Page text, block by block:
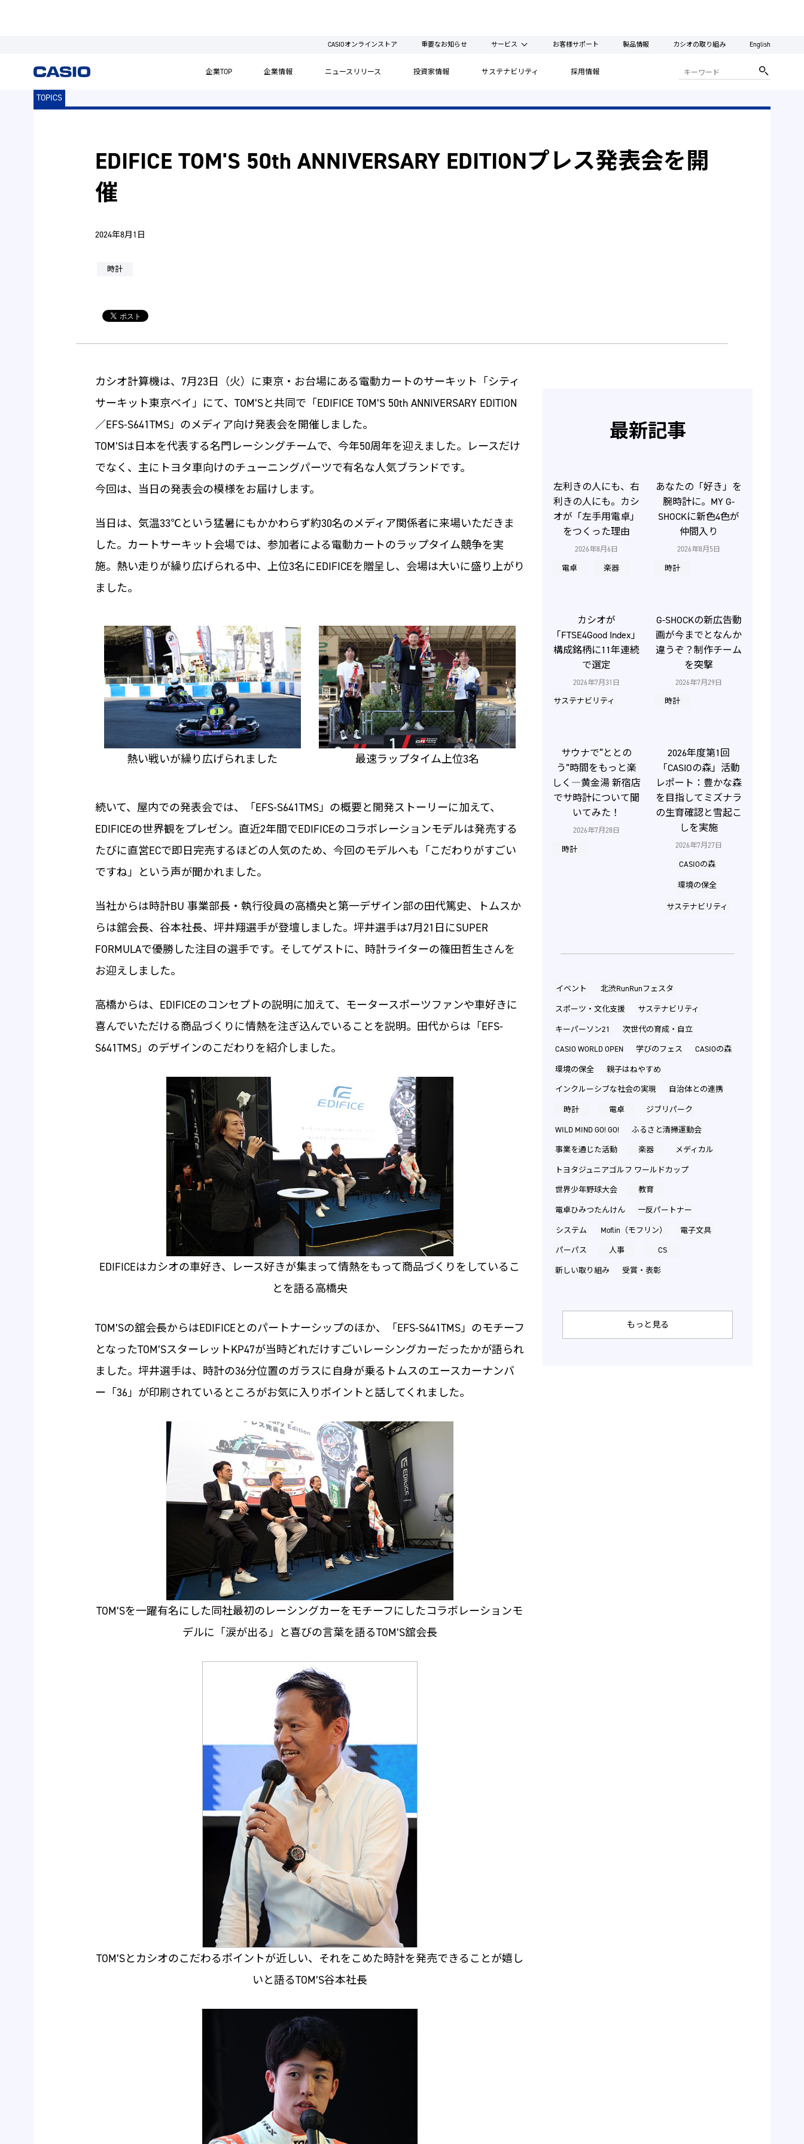
CASIOオンラインストア 重要なお知らせ サービス お客様サポート 製品情報 カシオの取り組み English
企業TOP 企業情報 ニュースリリース 投資家情報 サステナビリティ 採用情報
TOPICS
EDIFICE TOM'S 50th ANNIVERSARY EDITIONプレス発表会を開
催
2024年8月1日
時計
カシオ計算機は、7月23日（火）に東京・お台場にある電動カートのサーキット「シティ
サーキット東京ベイ」にて、TOM’Sと共同で「EDIFICE TOM’S 50th ANNIVERSARY EDITION
／EFS-S641TMS」のメディア向け発表会を開催しました。
TOM’Sは日本を代表する名門レーシングチームで、今年50周年を迎えました。レースだけ
でなく、主にトヨタ車向けのチューニングパーツで有名な人気ブランドです。
今回は、当日の発表会の模様をお届けします。
当日は、気温33℃という猛暑にもかかわらず約30名のメディア関係者に来場いただきま
した。カートサーキット会場では、参加者による電動カートのラップタイム競争を実
施。熱い走りが繰り広げられる中、上位3名にEDIFICEを贈呈し、会場は大いに盛り上がり
ました。
熱い戦いが繰り広げられました 最速ラップタイム上位3名
続いて、屋内での発表会では、「EFS-S641TMS」の概要と開発ストーリーに加えて、
EDIFICEの世界観をプレゼン。直近2年間でEDIFICEのコラボレーションモデルは発売する
たびに直営ECで即日完売するほどの人気のため、今回のモデルへも「こだわりがすごい
ですね」という声が聞かれました。
当社からは時計BU 事業部長・執行役員の高橋央と第一デザイン部の田代篤史、トムスか
らは舘会長、谷本社長、坪井翔選手が登壇しました。坪井選手は7月21日にSUPER
FORMULAで優勝した注目の選手です。そしてゲストに、時計ライターの篠田哲生さんを
お迎えしました。
高橋からは、EDIFICEのコンセプトの説明に加えて、モータースポーツファンや車好きに
喜んでいただける商品づくりに情熱を注ぎ込んでいることを説明。田代からは「EFS-
S641TMS」のデザインのこだわりを紹介しました。
EDIFICEはカシオの車好き、レース好きが集まって情熱をもって商品づくりをしているこ
とを語る高橋央
TOM’Sの舘会長からはEDIFICEとのパートナーシップのほか、「EFS-S641TMS」のモチーフ
となったTOM’SスターレットKP47が当時どれだけすごいレーシングカーだったかが語られ
ました。坪井選手は、時計の36分位置のガラスに自身が乗るトムスのエースカーナンバ
ー「36」が印刷されているところがお気に入りポイントと話してくれました。
TOM’Sを一躍有名にした同社最初のレーシングカーをモチーフにしたコラボレーションモ
デルに「涙が出る」と喜びの言葉を語るTOM’S舘会長
TOM’Sとカシオのこだわるポイントが近しい、それをこめた時計を発売できることが嬉し
いと語るTOM’S谷本社長
最新記事
2026年8月6日
電卓 楽器
左利きの人にも、右
利きの人にも。カシ
オが「左手用電卓」
をつくった理由
2026年8月5日
時計
あなたの「好き」を
腕時計に。MY G-
SHOCKに新色4色が
仲間入り
2026年7月31日
サステナビリティ
カシオが
「FTSE4Good Index」
構成銘柄に11年連続
で選定
2026年7月29日
時計
G-SHOCKの新広告動
画が今までとなんか
違うぞ？制作チーム
を突撃
2026年7月28日
時計
サウナで“ととの
う”時間をもっと楽
しく―黄金湯 新宿店
でサ時計について聞
いてみた！
2026年7月27日
CASIOの森
環境の保全
サステナビリティ
2026年度第1回
「CASIOの森」活動
レポート：豊かな森
を目指してミズナラ
の生育確認と雪起こ
しを実施
イベント
北渋RunRunフェスタ
スポーツ・文化支援
サステナビリティ
キーパーソン21
次世代の育成・自立
CASIO WORLD OPEN
学びのフェス
CASIOの森
環境の保全
親子はねやすめ
インクルーシブな社会の実現
自治体との連携
時計
電卓
ジブリパーク
WILD MIND GO! GO!
ふるさと清掃運動会
事業を通じた活動
楽器
メディカル
トヨタジュニアゴルフ ワールドカップ
世界少年野球大会
教育
電卓ひみつたんけん
一反パートナー
システム
Moflin（モフリン）
電子文具
パーパス
人事
CS
新しい取り組み
受賞・表彰
もっと見る